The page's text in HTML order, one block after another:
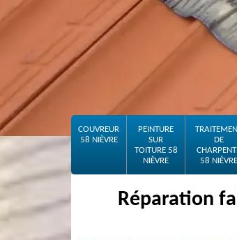
COUVREUR
58 NIÈVRE
PEINTURE
SUR
TOITURE 58
NIÈVRE
DE
58 NIÈVRE
Réparation